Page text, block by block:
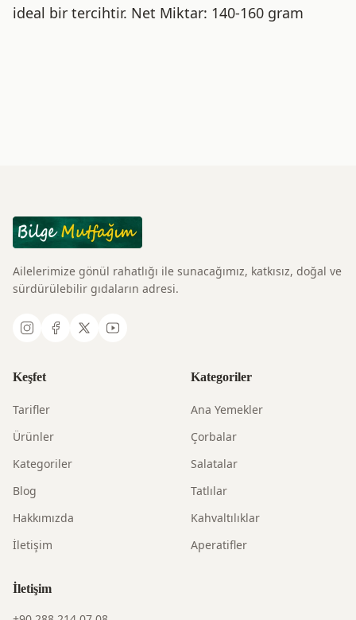
ideal bir tercihtir. Net Miktar: 140-160 gram
Ailelerimize gönül rahatlığı ile sunacağımız, katkısız, doğal ve
sürdürülebilir gıdaların adresi.
Keşfet
Tarifler
Ürünler
Kategoriler
Blog
Hakkımızda
İletişim
Kategoriler
Ana Yemekler
Çorbalar
Salatalar
Tatlılar
Kahvaltılıklar
Aperatifler
İletişim